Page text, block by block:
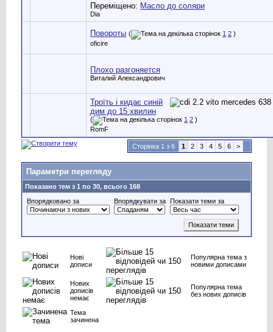
Переміщено: Масло до соляри
Dia
Повороты ( 1 2 )
oficire
Плохо разгоняется
Виталий Александрович
Троїть і кидає синій
дим до 15 хвилин
( 1 2 )
RomF
Сторінка 1 з 6 1 2 3 4 5 6 >
Параметри перегляду
Показано тем з 1 по 30, всього 168
Впорядковано за
Впорядкувати за Показати теми за
Нові
дописи
Популярна тема з
новими дописами
Нових
дописів
немає
Популярна тема
без нових дописів
Тема
зачинена